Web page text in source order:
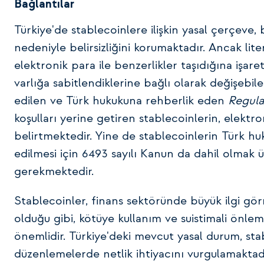
Bağlantılar
Türkiye'de stablecoinlere ilişkin yasal
nedeniyle belirsizliğini korumaktadır. Ancak
elektronik para ile benzerlikler taşıdığına
varlığa sabitlendiklerine bağlı olarak
edilen ve Türk hukukuna rehberlik eden
koşulları yerine getiren stablecoinlerin,
belirtmektedir. Yine de stablecoinlerin Türk
edilmesi için 6493 sayılı Kanun da dahil
gerekmektedir.
Stablecoinler, finans sektöründe büyük ilgi
olduğu gibi, kötüye kullanım ve suistimali
önemlidir. Türkiye'deki mevcut yasal durum,
düzenlemelerde netlik ihtiyacını